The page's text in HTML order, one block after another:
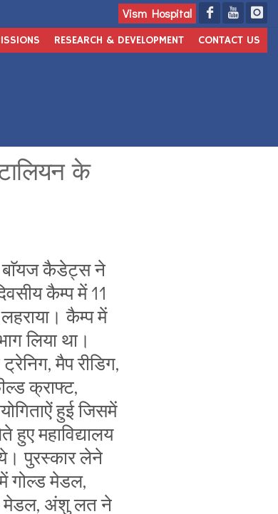
Vism Hospital
RESEARCH & DEVELOPMENT CONTACT US
के
बाॅयज कैडेट्स ने
कैम्प में 11
कैम्प में
लिया था।
मैप रीडिग,
क्राफ्ट,
हुई जिसमें
महाविद्यालय
पुरस्कार लेने
गोल्ड मेडल,
मेडल, अंशु लत ने